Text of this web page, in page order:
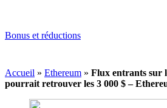
Bonus et réductions
Accueil » Ethereum » Flux entrants sur
pourrait retrouver les 3 000 $ –